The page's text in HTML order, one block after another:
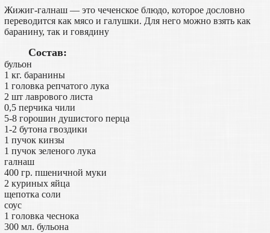
Жижиг-галнаш — это чеченское блюдо, которое дословно
переводится как мясо и галушки. Для него можно взять как
баранину, так и говядину
Состав:
бульон
1 кг. баранины
1 головка репчатого лука
2 шт лаврового листа
0,5 перчика чили
5-8 горошин душистого перца
1-2 бутона гвоздики
1 пучок кинзы
1 пучок зеленого лука
галнаш
400 гр. пшеничной муки
2 куриных яйца
щепотка соли
соус
1 головка чеснока
300 мл. бульона